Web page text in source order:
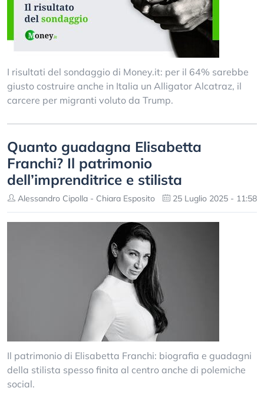
I risultati del sondaggio di Money.it: per il 64% sarebbe
giusto costruire anche in Italia un Alligator Alcatraz, il
carcere per migranti voluto da Trump.
Quanto guadagna Elisabetta
Franchi? Il patrimonio
dell’imprenditrice e stilista
Alessandro Cipolla - Chiara Esposito 25 Luglio 2025 - 11:58
Il patrimonio di Elisabetta Franchi: biografia e guadagni
della stilista spesso finita al centro anche di polemiche
social.